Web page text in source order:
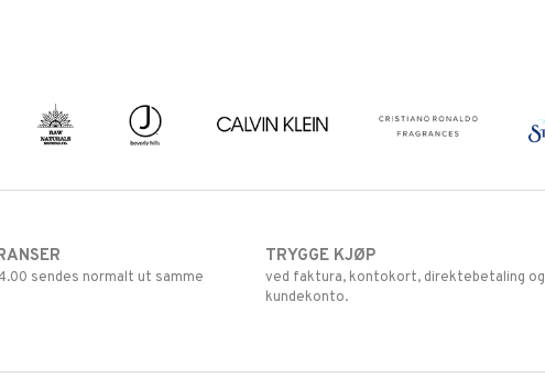
sendes normalt ut samme
TRYGGE KJØP
ved faktura, kontokort, direktebetaling og
kundekonto.